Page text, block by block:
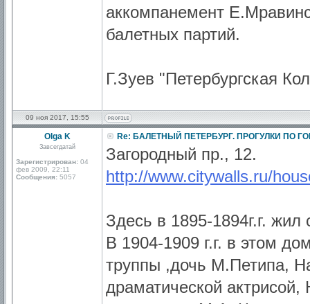
аккомпанемент
балетных партий.
Г.Зуев "Петербургская
09 ноя 2017, 15:55
Olga K
Завсегдатай
Зарегистрирован: 04
фев 2009, 22:11
Сообщения: 5057
Re: БАЛЕТНЫЙ ПЕТЕРБУРГ. ПРОГУЛКИ ПО
Загородный пр., 12.
http://www.citywalls.ru/
Здесь в 1895-1894г.г.
В 1904-1909 г.г. в этом
труппы ,дочь М.Петипа,
драматической